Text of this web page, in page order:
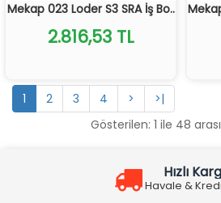
Mekap 023 Loder S3 SRA İş Bo..
2.816,53 TL
1 2 3 4 >
>|
Gösterilen: 1 ile 48
Hızlı
Havale &